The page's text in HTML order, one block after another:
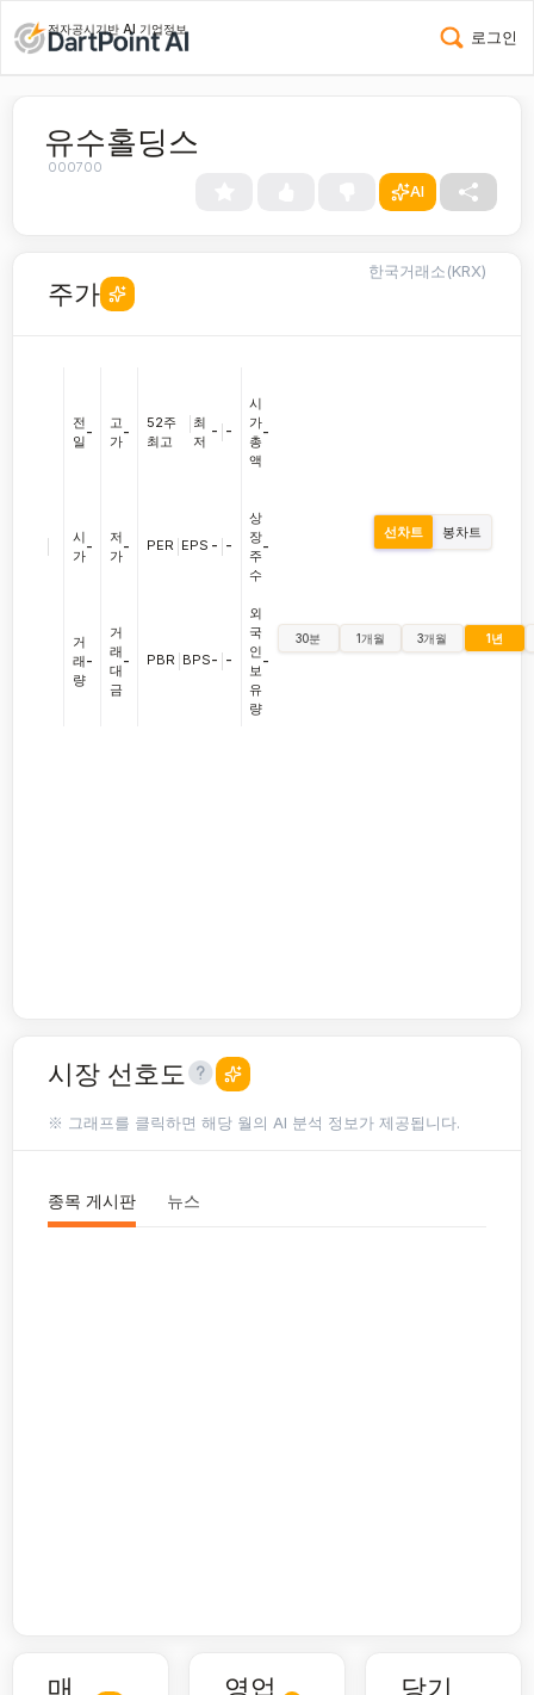
전자공시기반 AI 기업정보 로그인
유수홀딩스
000700
AI
주가
한국거래소(KRX)
전
일
-
시
가
-
거
래
량
-
고
가
-
저
가
-
거
래
대
금
-
52주
최고
최
저
- -
PER EPS - -
PBR BPS- -
시
가
총
액
-
상
장
주
수
-
외
국
인
보
유
량
-
선차트 봉차트
30분 1개월 3개월 1년
시장 선호도
※ 그래프를 클릭하면 해당 월의 AI 분석 정보가 제공됩니다.
종목 게시판 뉴스
매
영업
당기